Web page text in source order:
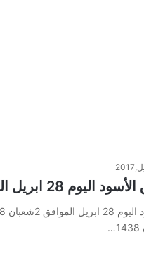
2شعبان 1438 عروض رمضان